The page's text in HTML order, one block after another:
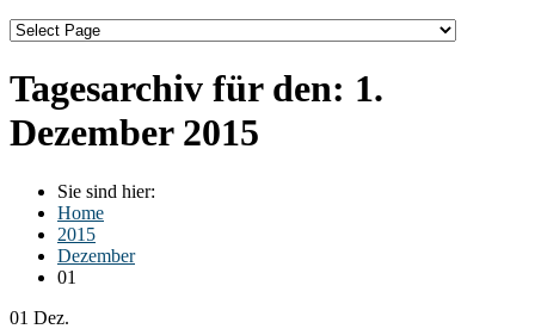
Tagesarchiv für den: 1.
Dezember 2015
Sie sind hier:
Home
2015
Dezember
01
01 Dez.